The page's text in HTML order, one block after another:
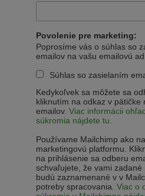
Povolenie pre marketing:
Poprosíme vás o súhlas so
emailov na vašu emailovú
Súhlas so zasielaním
Kedykoľvek sa môžete sa
kliknutím na odkaz v pätičke
emailov. Viac informácii
súkromia nájdete tu.
Používame Mailchimp ako
marketingovú platformu.
na prihlásenie sa odberu
schvaľujete, že vami zadané
budú zaznamenané v v
potreby spracovania. Viac o